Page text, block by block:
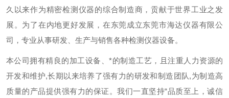
久以来作为精密检测仪器的综合制造商，贡献于世界工业之发
展。为了在内地更好发展，在东莞成立东莞市海达仪器有限公
司，专业从事研发、生产与销售各种检测仪器设备。
本公司拥有精良的加工设备、*的制造工艺，且注重人力资源的
开发和维护,长期以来培养了强有力的研发和制造团队,为制造高
质量的产品提供强有力的保证。我们一直坚持“品质至上，诚信